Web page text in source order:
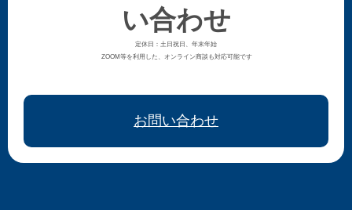
い合わせ
定休日：土日祝日、年末年始
ZOOM等を利用した、オンライン商談も対応可能です
お問い合わせ